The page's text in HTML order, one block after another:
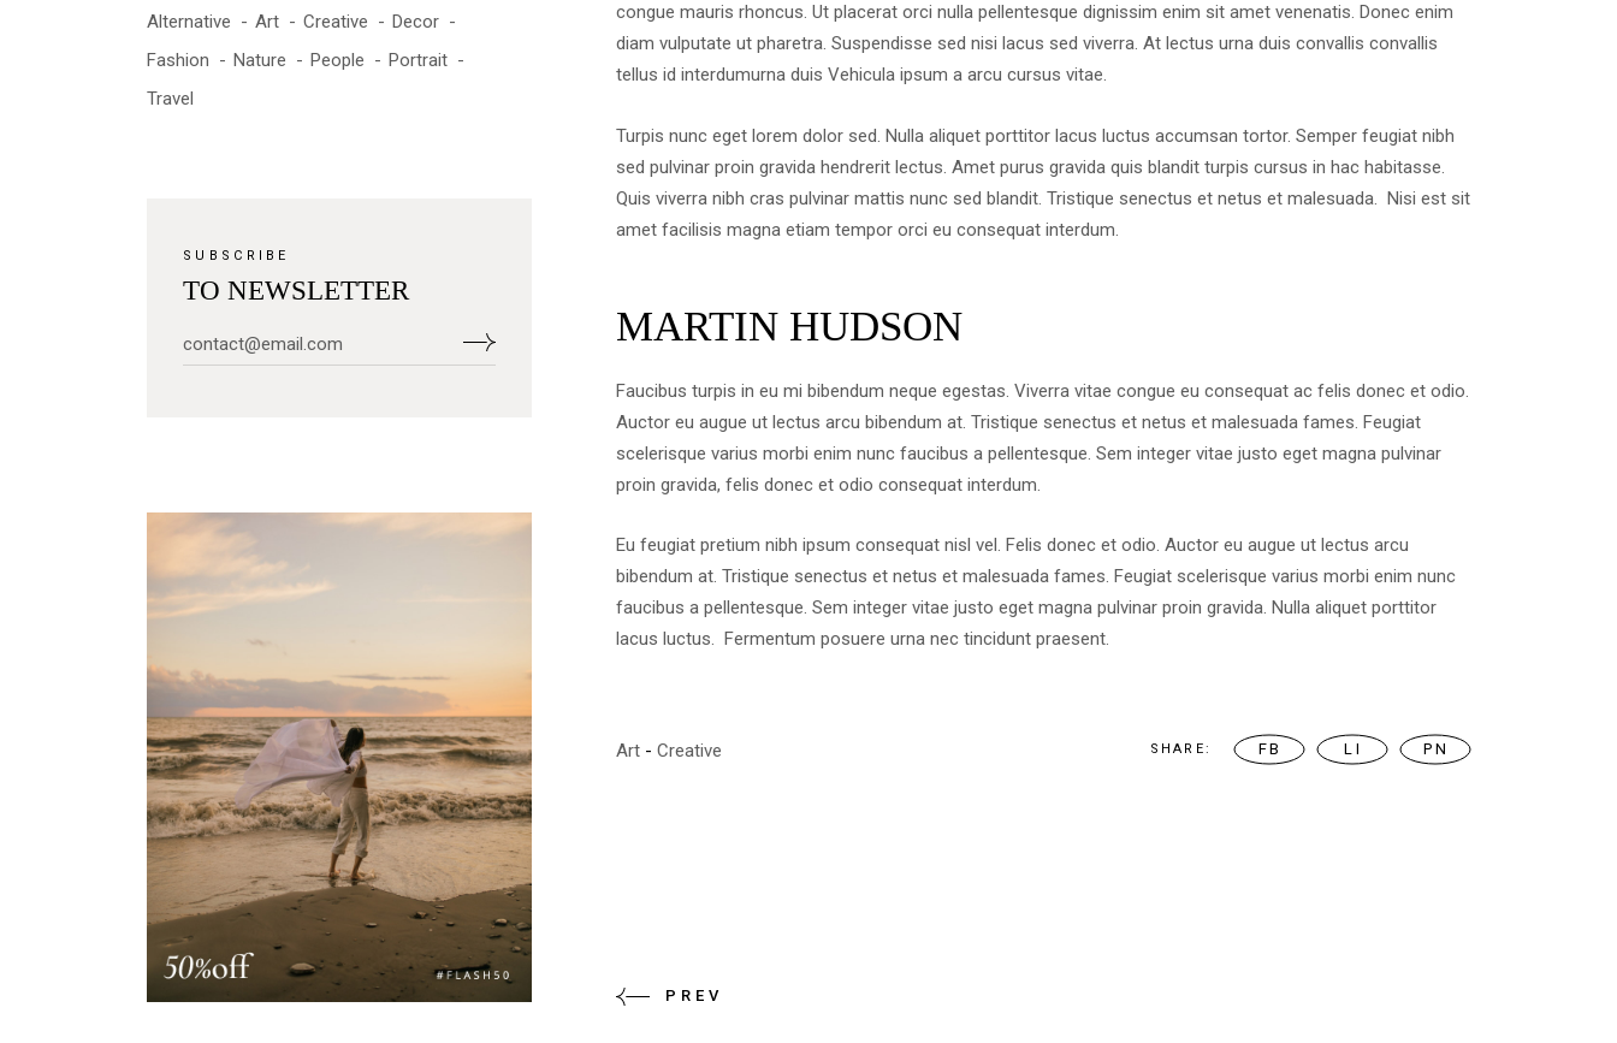
congue mauris rhoncus. Ut placerat orci nulla pellentesque dignissim enim sit amet venenatis. Donec enim
diam vulputate ut pharetra. Suspendisse sed nisi lacus sed viverra. At lectus urna duis convallis convallis
tellus id interdumurna duis Vehicula ipsum a arcu cursus vitae.
Turpis nunc eget lorem dolor sed. Nulla aliquet porttitor lacus luctus accumsan tortor. Semper feugiat nibh
sed pulvinar proin gravida hendrerit lectus. Amet purus gravida quis blandit turpis cursus in hac habitasse.
Quis viverra nibh cras pulvinar mattis nunc sed blandit. Tristique senectus et netus et malesuada. Nisi est sit
amet facilisis magna etiam tempor orci eu consequat interdum.
MARTIN HUDSON
Faucibus turpis in eu mi bibendum neque egestas. Viverra vitae congue eu consequat ac felis donec et odio.
Auctor eu augue ut lectus arcu bibendum at. Tristique senectus et netus et malesuada fames. Feugiat
scelerisque varius morbi enim nunc faucibus a pellentesque. Sem integer vitae justo eget magna pulvinar
proin gravida, felis donec et odio consequat interdum.
Eu feugiat pretium nibh ipsum consequat nisl vel. Felis donec et odio. Auctor eu augue ut lectus arcu
bibendum at. Tristique senectus et netus et malesuada fames. Feugiat scelerisque varius morbi enim nunc
faucibus a pellentesque. Sem integer vitae justo eget magna pulvinar proin gravida. Nulla aliquet porttitor
lacus luctus. Fermentum posuere urna nec tincidunt praesent.
Art Creative SHARE: FB LI PN
PREV
Alternative Art Creative
Decor
Fashion
Nature People
Portrait
Travel
SUBSCRIBE
TO NEWSLETTER